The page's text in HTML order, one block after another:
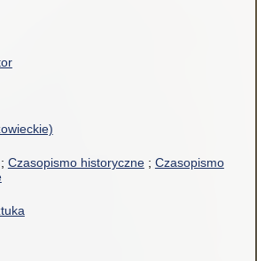
Czasopismo historyczne
Czasopismo